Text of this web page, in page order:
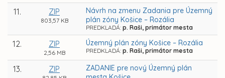
11. ZIP
803,57 KB
Návrh na zmenu Zadania pre Územný
plán zóny Košice – Rozália
PREDKLADÁ: p. Raši, primátor mesta
12. ZIP
2,56 MB
Územný plán zóny Košice – Rozália
PREDKLADÁ: p. Raši, primátor mesta
13. ZIP
ZADANIE pre nový Územný plán